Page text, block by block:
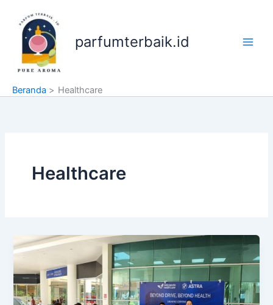
konten
parfumterbaik.id
Beranda Healthcare
Healthcare